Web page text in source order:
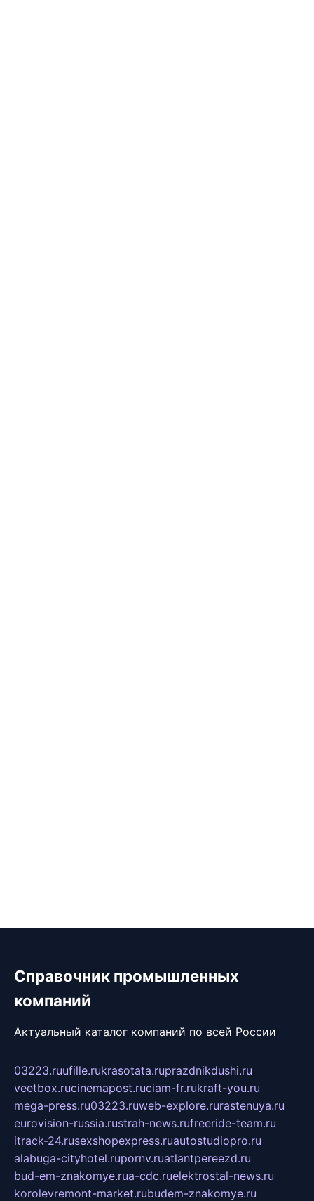
Справочник промышленных
компаний
Актуальный каталог компаний по всей России
03223.ruufille.rukrasotata.ruprazdnikdushi.ru
veetbox.rucinemapost.ruciam-fr.rukraft-you.ru
mega-press.ru03223.ruweb-explore.rurastenuya.ru
eurovision-russia.rustrah-news.rufreeride-team.ru
itrack-24.rusexshopexpress.ruautostudiopro.ru
alabuga-cityhotel.rupornv.ruatlantpereezd.ru
bud-em-znakomye.rua-cdc.ruelektrostal-news.ru
korolevremont-market.rubudem-znakomye.ru